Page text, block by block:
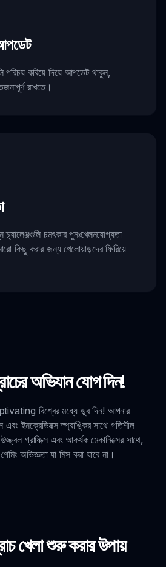
পরিচয় করিয়ে দিয়ে আপডেট থাকুন,
রাখতে।
চ্যালেঞ্জগুলি চমৎকার পুনঃখেলনযোগ্যতা
কিছু করার জন্য খেলোয়াড়দের ফিরিয়ে
অভিযান যোগ দিন!
বিশ্বের মধ্যে ডুব দিন! আপনার
ইনক্রেডিবক্স স্প্রাঙ্কির সাথে গতিশীল
গ্রাফিক্স এবং আকর্ষক মেকানিক্সের সাথে,
অভিজ্ঞতা যা মিস করা যাবে না।
খেলা শুরু করার উপায়